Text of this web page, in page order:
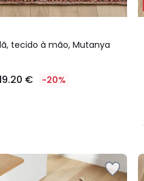
tecido à mão, Mutanya
€ -20%